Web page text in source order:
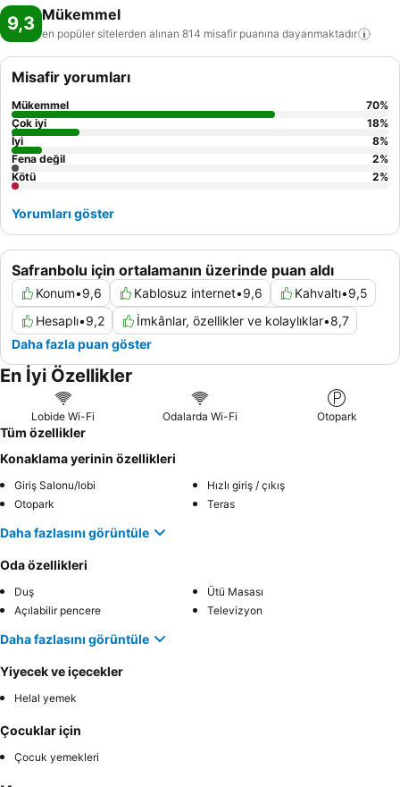
9,3 Mükemmel
en popüler sitelerden alınan 814 misafir puanına dayanmaktadır
Safranbolu için ortalamanın üzerinde puan aldı
Konum•9,6 Kablosuz internet•9,6 Kahvaltı•9,5
Hesaplı•9,2 İmkânlar, özellikler ve kolaylıklar•8,7
Daha fazla puan göster
Misafir yorumları
Mükemmel 70%
Çok iyi
18%
İyi
8%
Fena değil
2%
Kötü
2%
Yorumları göster
En İyi Özellikler
Lobide Wi-Fi Odalarda Wi-Fi Otopark
Tüm özellikler
Konaklama yerinin özellikleri
Giriş Salonu/lobi
Hızlı giriş / çıkış
Otopark
Teras
Daha fazlasını görüntüle
Oda özellikleri
Duş
Ütü Masası
Açılabilir pencere
Televizyon
Daha fazlasını görüntüle
Yiyecek ve içecekler
Helal yemek
Çocuklar için
Çocuk yemekleri